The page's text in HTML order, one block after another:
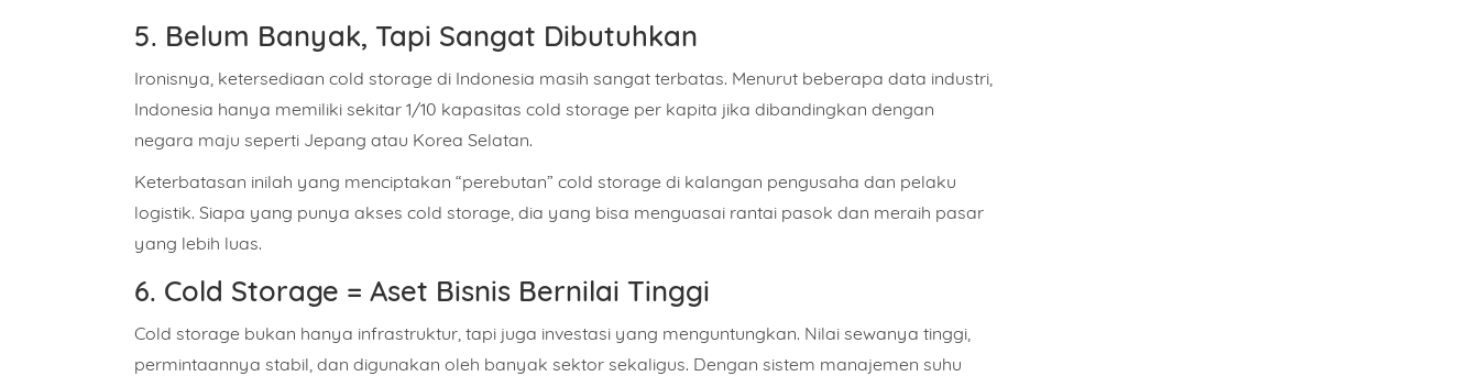
5. Belum Banyak, Tapi Sangat Dibutuhkan
Ironisnya, ketersediaan cold storage di Indonesia masih sangat terbatas. Menurut beberapa data industri,
Indonesia hanya memiliki sekitar 1/10 kapasitas cold storage per kapita jika dibandingkan dengan
negara maju seperti Jepang atau Korea Selatan.
Keterbatasan inilah yang menciptakan “perebutan” cold storage di kalangan pengusaha dan pelaku
logistik. Siapa yang punya akses cold storage, dia yang bisa menguasai rantai pasok dan meraih pasar
yang lebih luas.
6. Cold Storage = Aset Bisnis Bernilai Tinggi
Cold storage bukan hanya infrastruktur, tapi juga investasi yang menguntungkan. Nilai sewanya tinggi,
permintaannya stabil, dan digunakan oleh banyak sektor sekaligus. Dengan sistem manajemen suhu